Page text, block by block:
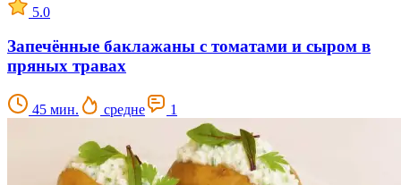
5.0
Запечённые баклажаны с томатами и сыром в
пряных травах
45 мин. средне 1